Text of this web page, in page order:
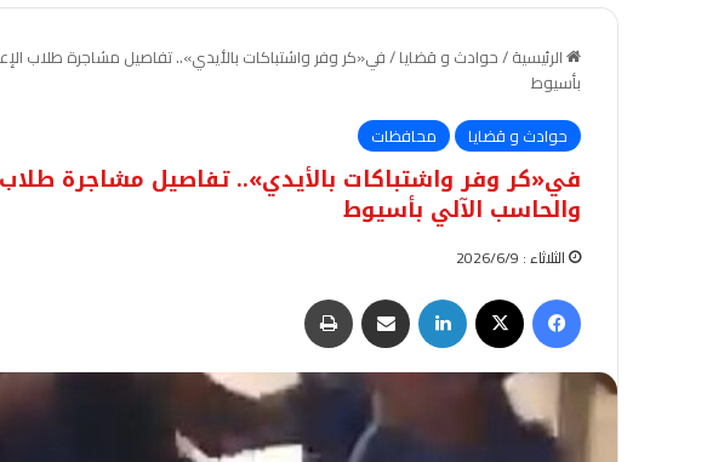
الرئيسية/حوادث و قضايا/في«كر وفر واشتباكات بالأيدي».. تفاصيل مشاجرة طلاب
بأسيوط
حوادث و قضايا
محافظات
في«كر وفر واشتباكات بالأيدي».. تفاصيل مشاجرة طلاب
والحاسب الآلي بأسيوط
الثلاثاء : 2026/6/9
فيسبوك لينكدإن مشاركة عبر البريد